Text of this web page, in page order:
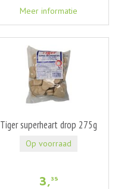
Meer informatie
Tiger superheart drop 275g
3,35
Op voorraad